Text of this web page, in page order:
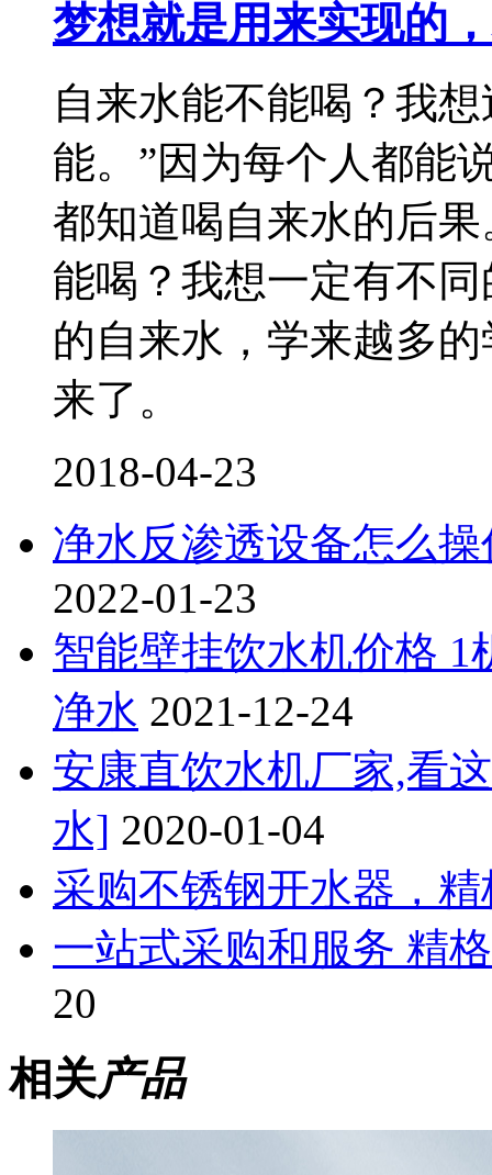
梦想就是用来实现的
自来水能不能喝？我
能。”因为每个人都能
都知道喝自来水的后
能喝？我想一定有不
的自来水，学来越多
来了。
2018-04-23
净水反渗透设备怎么
2022-01-23
智能壁挂饮水机价格
净水 2021-12-24
安康直饮水机厂家,看
水] 2020-01-04
采购不锈钢开水器，精
一站式采购和服务 精
20
相关产品